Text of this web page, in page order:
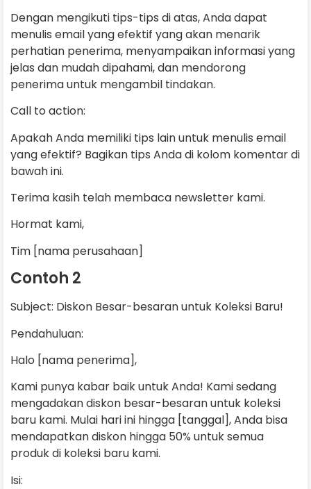
Dengan mengikuti tips-tips di atas, Anda dapat
menulis email yang efektif yang akan menarik
perhatian penerima, menyampaikan informasi yang
jelas dan mudah dipahami, dan mendorong
penerima untuk mengambil tindakan.
Call to action:
Apakah Anda memiliki tips lain untuk menulis email
yang efektif? Bagikan tips Anda di kolom komentar di
bawah ini.
Terima kasih telah membaca newsletter kami.
Hormat kami,
Tim [nama perusahaan]
Contoh 2
Subject: Diskon Besar-besaran untuk Koleksi Baru!
Pendahuluan:
Halo [nama penerima],
Kami punya kabar baik untuk Anda! Kami sedang
mengadakan diskon besar-besaran untuk koleksi
baru kami. Mulai hari ini hingga [tanggal], Anda bisa
mendapatkan diskon hingga 50% untuk semua
produk di koleksi baru kami.
Isi: